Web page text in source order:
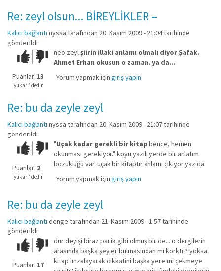
Re: zeyl olsun... BİREYLİKLER –
Kalıcı bağlantı nyssa tarafından 20. Kasım 2009 - 21:04 tarihinde
gönderildi
Çok iyi!O
kadar
iyi
değil!
Puanlar: 13
‘yukarı’ dedin
neo zeylşiirin illaki anlamı olmalı diyor Şafak.
Ahmet Erhan okusun o zaman. ya da...
Yorum yapmak için giriş yapın
Re: bu da zeyle zeyl
Kalıcı bağlantı nyssa tarafından 20. Kasım 2009 - 21:07 tarihinde
gönderildi
Çok iyi!O
kadar
iyi
değil!
Puanlar: 2
‘yukarı’ dedin
"Uçak kadar gerekli bir kitap bence, hemen
okunması gerekiyor." koyu yazılı yerde bir anlatım
bozukluğu var. uçak bir kitaptır anlamı çıkıyor yazıda.
Yorum yapmak için giriş yapın
Re: bu da zeyle zeyl
Kalıcı bağlantı denge tarafından 21. Kasım 2009 - 1:57 tarihinde
gönderildi
Çok iyi!O
kadar
iyi
Puanlar: 17
dur deyişi biraz panik gibi olmuş bir de... o dergilerin
arasında başka şeyler bulmasından mı korktu? yoksa
kitap imzalayarak dikkatini başka yere mi çekmeye